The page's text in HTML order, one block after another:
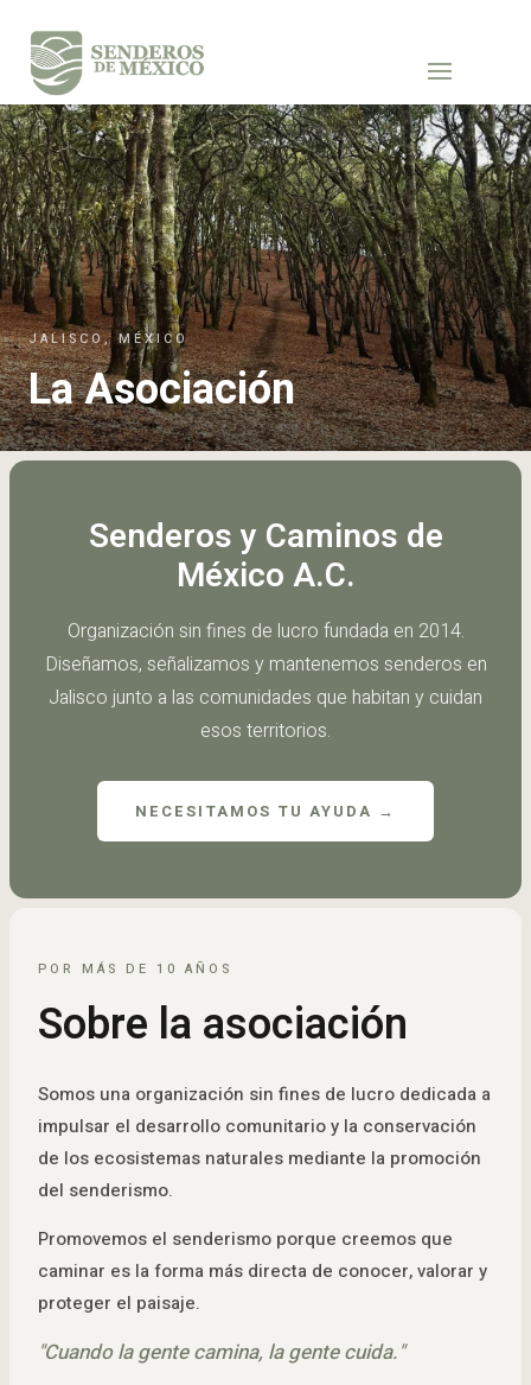
JALISCO, MÉXICO
La Asociación
Senderos y Caminos de
México A.C.
Organización sin fines de lucro fundada en 2014.
Diseñamos, señalizamos y mantenemos senderos en
Jalisco junto a las comunidades que habitan y cuidan
esos territorios.
NECESITAMOS TU AYUDA →
POR MÁS DE 10 AÑOS
Sobre la asociación
Somos una organización sin fines de lucro dedicada a
impulsar el desarrollo comunitario y la conservación
de los ecosistemas naturales mediante la promoción
del senderismo.
Promovemos el senderismo porque creemos que
caminar es la forma más directa de conocer, valorar y
proteger el paisaje.
"Cuando la gente camina, la gente cuida."